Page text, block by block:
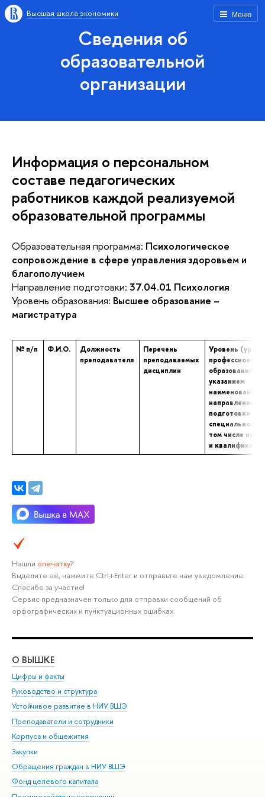
Меню
Высшая школа экономики
Сведения об
образовательной
организации
Информация о персональном
составе педагогических
работников каждой реализуемой
образовательной программы
Образовательная программа: Психологическое
сопровождение в сфере управления здоровьем и
благополучием
Направление подготовки: 37.04.01 Психология
Уровень образования: Высшее образование –
магистратура
№ п/п Ф.И.О.
Должность
преподавателя
Перечень
преподаваемых
дисциплин
Уровень
образования с
указанием
наименования
направления
подготовки и
том числе
и
Нашли опечатку?
Выделите её, нажмите Ctrl+Enter и отправьте нам уведомление.
Спасибо за участие!
Сервис предназначен только для отправки сообщений об
орфографических и пунктуационных ошибках.
О ВЫШКЕ
Цифры и факты
Руководство и структура
Устойчивое развитие в НИУ ВШЭ
Преподаватели и сотрудники
Корпуса и общежития
Закупки
Обращения граждан в НИУ ВШЭ
Фонд целевого капитала